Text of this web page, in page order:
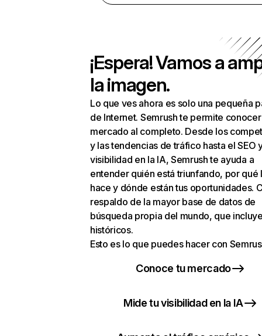
¡Espera! Vamos a
la imagen.
Lo que ves ahora es solo una pequeña
de Internet. Semrush te permite
mercado al completo. Desde los
y las tendencias de tráfico hasta el SEO
visibilidad en la IA, Semrush te ayuda a
entender quién está triunfando, por qué
hace y dónde están tus oportunidades.
respaldo de la mayor base de datos de
búsqueda propia del mundo, que
históricos.
Esto es lo que puedes hacer con
Conoce tu mercado
Mide tu visibilidad en la IA